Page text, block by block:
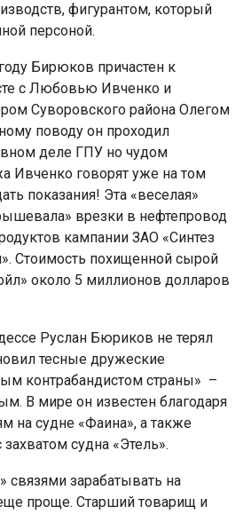
фигурантом, который
персоной.
Бирюков причастен к
с Любовью Ивченко и
Суворовского района Олегом
поводу он проходил
деле ГПУ но чудом
Ивченко говорят уже на том
показания! Эта «веселая»
врезки в нефтепровод
кампании ЗАО «Синтез
Стоимость похищенной сырой
около 5 миллионов долларов
Руслан Бюриков не терял
тесные дружеские
контрабандистом страны» –
В мире он известен благодаря
на судне «Фаина», а также
захватом судна «Этель».
связями зарабатывать на
проще. Старший товарищ и